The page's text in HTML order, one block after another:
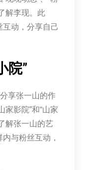
解李现。此
动，分享自己
院”
享张一山的作
家影院”和“山家
解张一山的艺
与粉丝互动，